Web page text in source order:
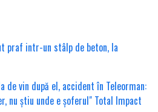
praf intr-un stâlp de beton, la